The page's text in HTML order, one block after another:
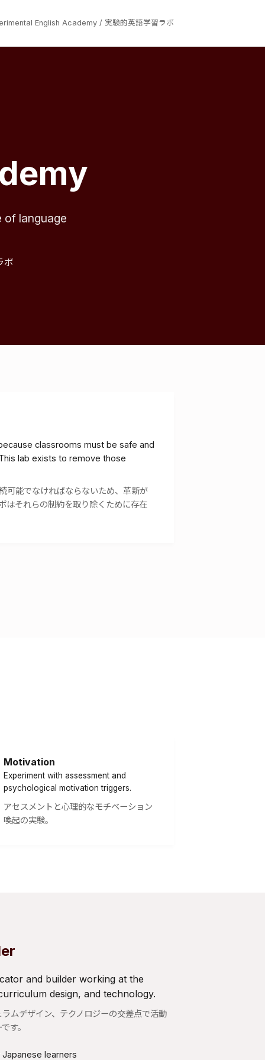
English Academy / 実験的英語学習ラボ
of language
ボ
classrooms must be safe and
lab exists to remove those
可能でなければならないため、革新が
はそれらの制約を取り除くために存在
Motivation
Experiment with assessment and
psychological motivation triggers.
アセスメントと心理的なモチベーション
喚起の実験。
and builder working at the
design, and technology.
ムデザイン、テクノロジーの交差点で活動
す。
learners